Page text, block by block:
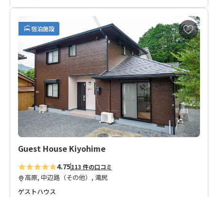
熊野古道歩きにぜひご利用ください。
【ご注意】
お宿には常駐の猫がいます。
猫アレルギーの方は、ご理解をいただきました上でのご予約を
お願いいたします。
宿泊施設
お
気
に
入
り
に
追
加
Guest House Kiyohime
4.75113 件の口コミ
高原, 中辺路（その他）, 滝尻
ゲストハウス